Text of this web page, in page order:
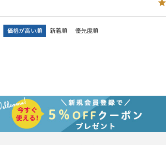
価格が高い順 新着順 優先度順